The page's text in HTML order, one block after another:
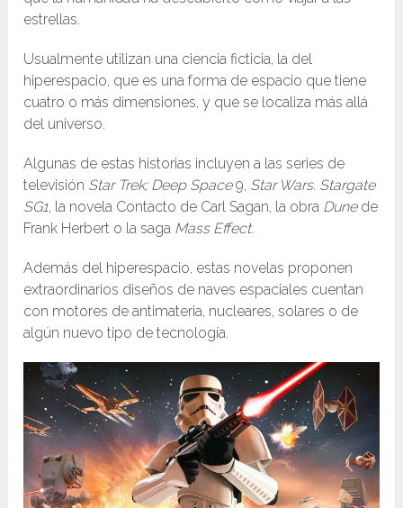
estrellas.
Usualmente utilizan una ciencia ficticia, la del
hiperespacio, que es una forma de espacio que tiene
cuatro o más dimensiones, y que se localiza más allá
del universo.
Algunas de estas historias incluyen a las series de
televisión Star Trek; Deep Space9, Star Wars. Stargate
SG1 , la novela Contacto de Carl Sagan, la obra Dunede
Frank Herbert o la saga Mass Effect.
Además del hiperespacio, estas novelas proponen
extraordinarios diseños de naves espaciales cuentan
con motores de antimateria, nucleares, solares o de
algún nuevo tipo de tecnología.